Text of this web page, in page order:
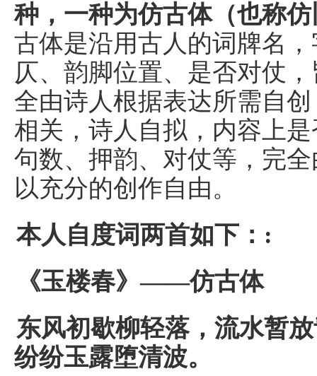
种，一种为仿古体（也称
古体是沿用古人的词牌名
仄、韵脚位置、是否对仗
全由诗人根据表达所需自
相关，诗人自拟，内容上
句数、押韵、对仗等，完
以充分的创作自由。
本人自度词两首如下：:
《玉楼春》——仿古体
东风初歇柳轻落，流水暂
纷纷玉露堕清波。